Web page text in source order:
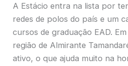
A Estácio entra na lista por
redes de polos do país e um
cursos de graduação EAD.
região de Almirante
ativo, o que ajuda muito na